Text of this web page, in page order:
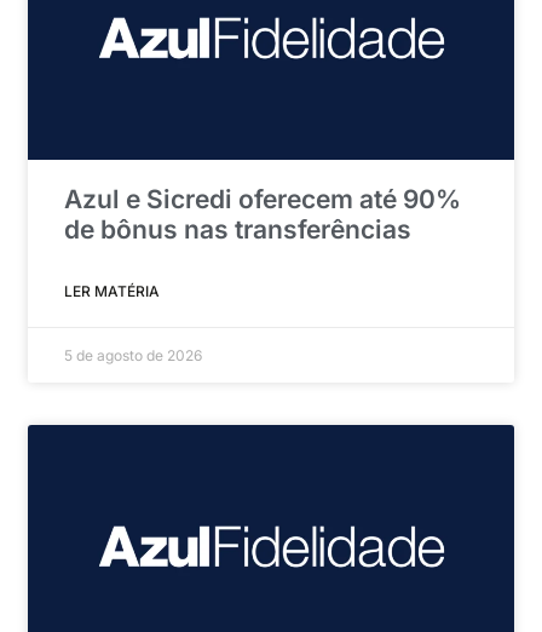
Azul e Sicredi oferecem até 90%
de bônus nas transferências
LER MATÉRIA
5 de agosto de 2026